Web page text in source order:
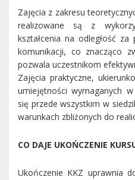
Zajęcia z zakresu
realizowane są z
kształcenia na odległość
komunikacji, co znacząco
pozwala uczestnikom
Zajęcia praktyczne,
umiejętności wymaganych
się przede wszystkim w
warunkach zbliżonych do
CO DAJE UKOŃCZENIE
Ukończenie KKZ uprawnia